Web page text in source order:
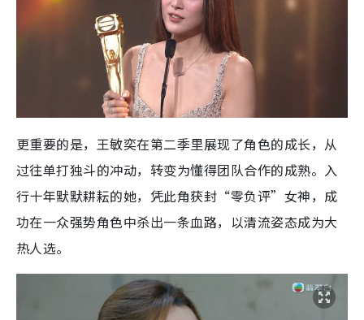
更重要的是，王敏奕在第二季里展现了角色的成长，从
过往单打独斗的冲动，转变为懂得团队合作的成熟。入
行十年默默耕耘的她，凭此角获封“零负评”女神，成
功在一众强势角色中杀出一条血路，以清流姿态成为大
热人选。